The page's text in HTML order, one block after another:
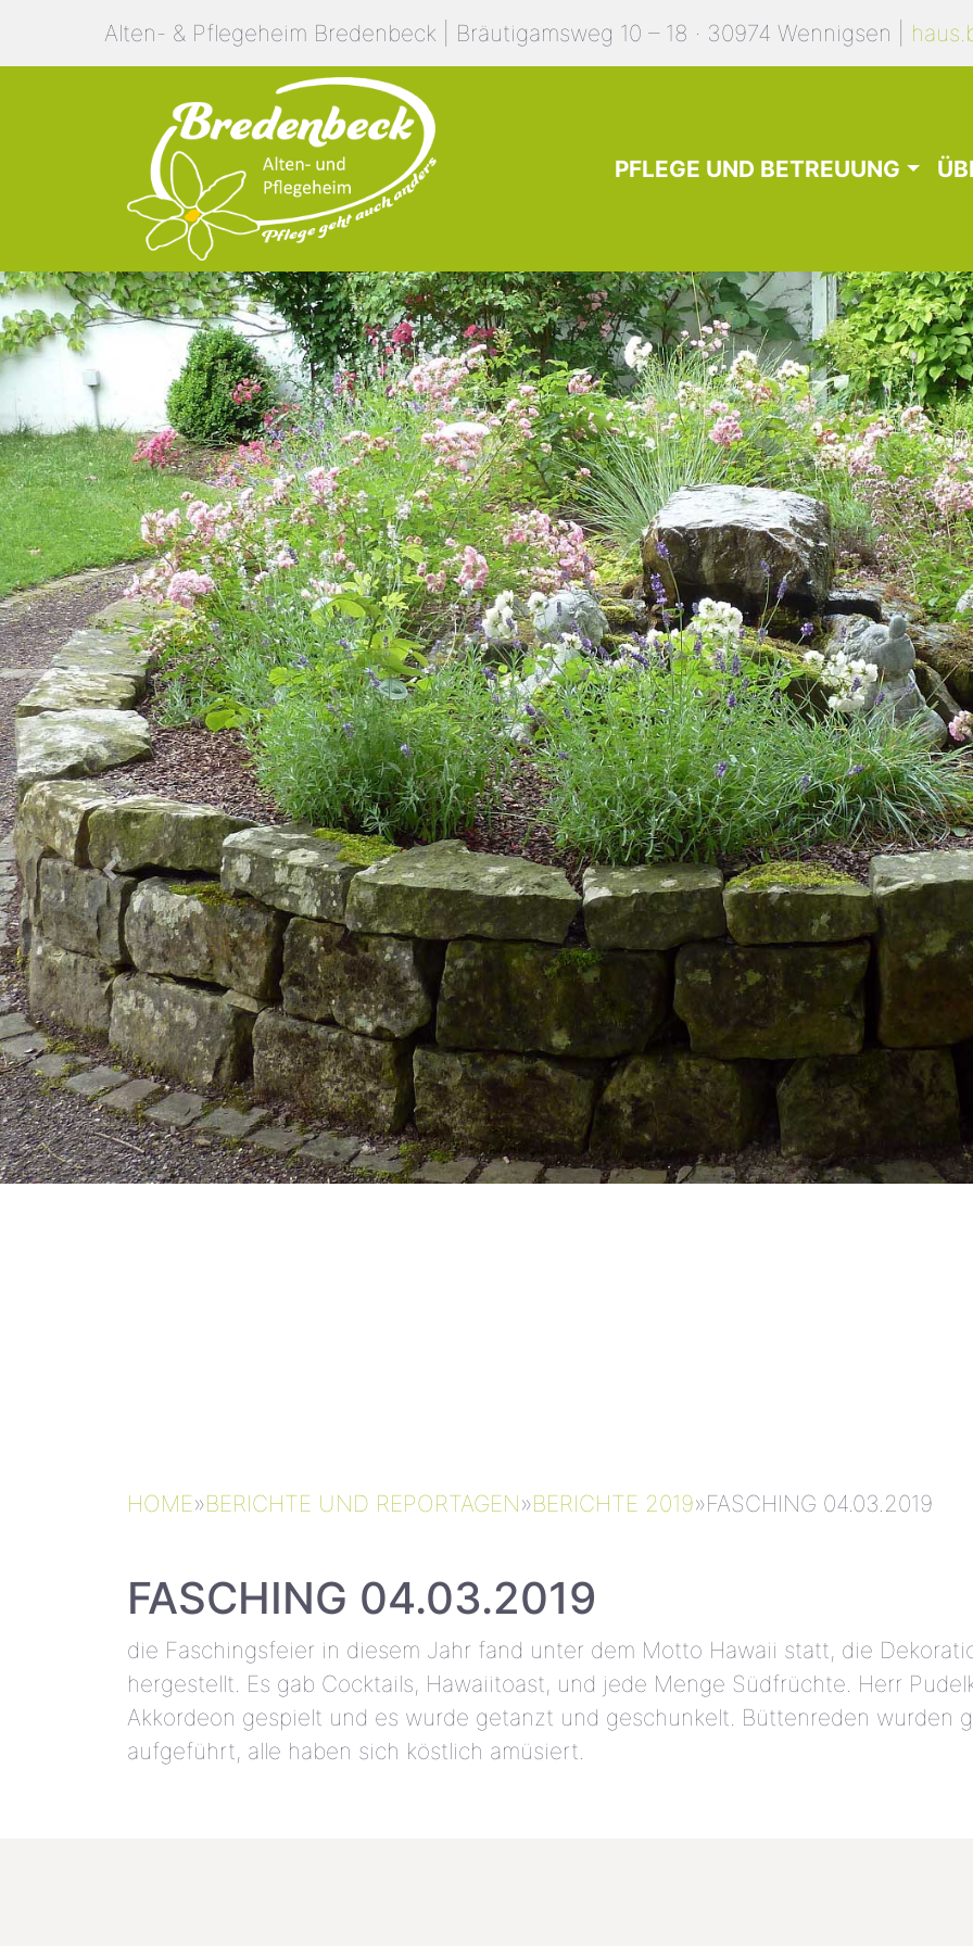
Alten- & Pflegeheim Bredenbeck | Bräutigamsweg 10 – 18 · 30974 Wennigsen |
PFLEGE UND BETREUUNG
Previous
HOME»BERICHTE UND REPORTAGEN»BERICHTE 2019»FASCHING 04.03.2019
FASCHING 04.03.2019
die Faschingsfeier in diesem Jahr fand unter dem Motto Hawaii statt, die
hergestellt. Es gab Cocktails, Hawaiitoast, und jede Menge Südfrüchte. Herr
Akkordeon gespielt und es wurde getanzt und geschunkelt. Büttenreden wurden
aufgeführt, alle haben sich köstlich amüsiert.